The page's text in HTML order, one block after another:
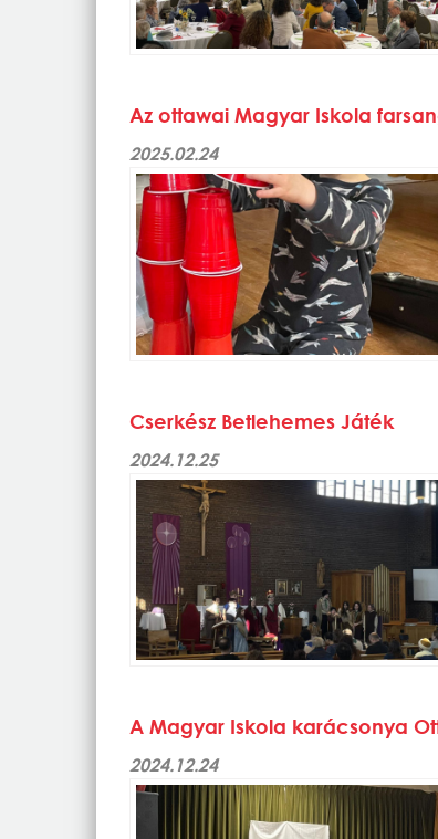
Az ottawai Magyar Iskola
2025.02.24
Cserkész Betlehemes Játék
2024.12.25
A Magyar Iskola karácsonya
2024.12.24